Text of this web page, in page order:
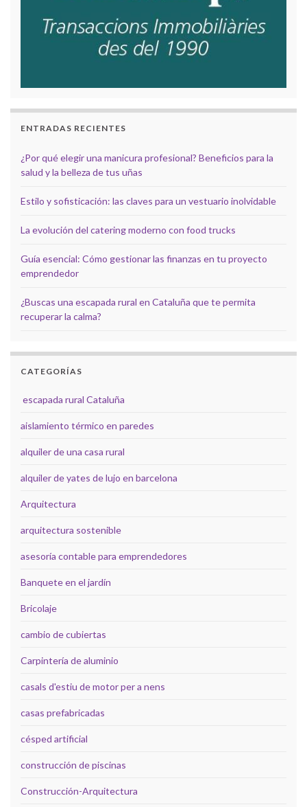
ENTRADAS RECIENTES
¿Por qué elegir una manicura profesional? Beneficios para la
salud y la belleza de tus uñas
Estilo y sofisticación: las claves para un vestuario inolvidable
La evolución del catering moderno con food trucks
Guía esencial: Cómo gestionar las finanzas en tu proyecto
emprendedor
¿Buscas una escapada rural en Cataluña que te permita
recuperar la calma?
CATEGORÍAS
escapada rural Cataluña
aislamiento térmico en paredes
alquiler de una casa rural
alquiler de yates de lujo en barcelona
Arquitectura
arquitectura sostenible
asesoría contable para emprendedores
Banquete en el jardín
Bricolaje
cambio de cubiertas
Carpintería de aluminio
casals d'estiu de motor per a nens
casas prefabricadas
césped artificial
construcción de piscinas
Construcción-Arquitectura